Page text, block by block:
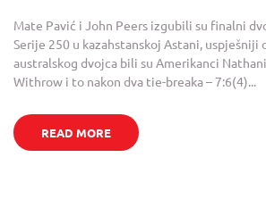
Mate Pavić i John Peers izgubili su finalni
Serije 250 u kazahstanskoj Astani, uspješniji
australskog dvojca bili su Amerikanci
Withrow i to nakon dva tie-breaka – 7:6(4)...
READ MORE